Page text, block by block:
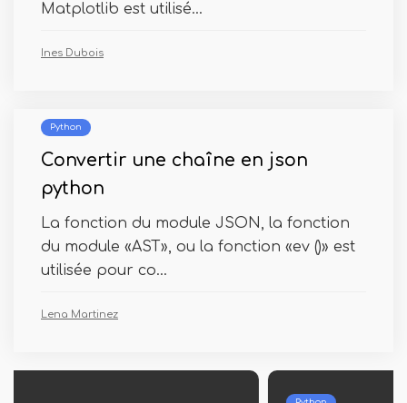
Matplotlib est utilisé...
Ines Dubois
Python
Convertir une chaîne en json
python
La fonction du module JSON, la fonction
du module «AST», ou la fonction «ev ()» est
utilisée pour co...
Lena Martinez